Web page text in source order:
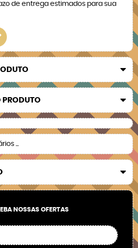
de entrega estimados para sua
PRODUTO
...
NOSSAS OFERTAS